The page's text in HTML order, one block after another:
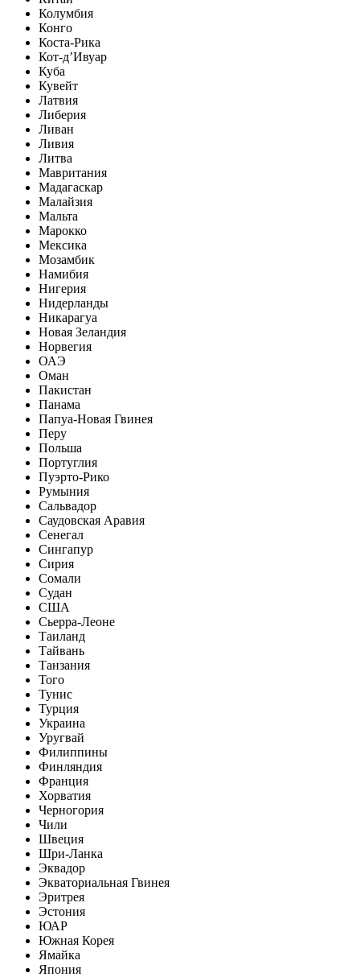
Колумбия
Конго
Коста-Рика
Кот-д’Ивуар
Куба
Кувейт
Латвия
Либерия
Ливан
Ливия
Литва
Мавритания
Мадагаскар
Малайзия
Мальта
Марокко
Мексика
Мозамбик
Намибия
Нигерия
Нидерланды
Никарагуа
Новая Зеландия
Норвегия
ОАЭ
Оман
Пакистан
Панама
Папуа-Новая Гвинея
Перу
Польша
Португлия
Пуэрто-Рико
Румыния
Сальвадор
Саудовская Аравия
Сенегал
Сингапур
Сирия
Сомали
Судан
США
Сьерра-Леоне
Таиланд
Тайвань
Танзания
Того
Тунис
Турция
Украина
Уругвай
Филиппины
Финляндия
Франция
Хорватия
Черногория
Чили
Швеция
Шри-Ланка
Эквадор
Экваториальная Гвинея
Эритрея
Эстония
ЮАР
Южная Корея
Ямайка
Япония